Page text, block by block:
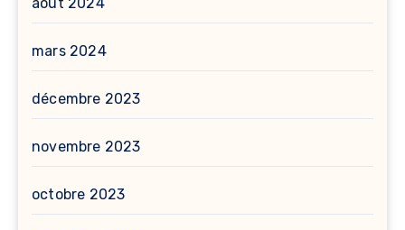
mars 2024
décembre 2023
novembre 2023
octobre 2023